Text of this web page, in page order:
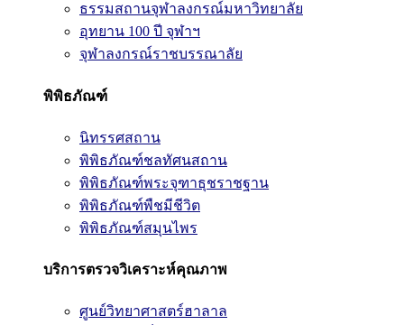
ธรรมสถานจุฬาลงกรณ์มหาวิทยาลัย
อุทยาน 100 ปี จุฬาฯ
จุฬาลงกรณ์ราชบรรณาลัย
พิพิธภัณฑ์
นิทรรศสถาน
พิพิธภัณฑ์ชลทัศนสถาน
พิพิธภัณฑ์พระจุฑาธุชราชฐาน
พิพิธภัณฑ์พืชมีชีวิต
พิพิธภัณฑ์สมุนไพร
บริการตรวจวิเคราะห์คุณภาพ
ศูนย์วิทยาศาสตร์ฮาลาล